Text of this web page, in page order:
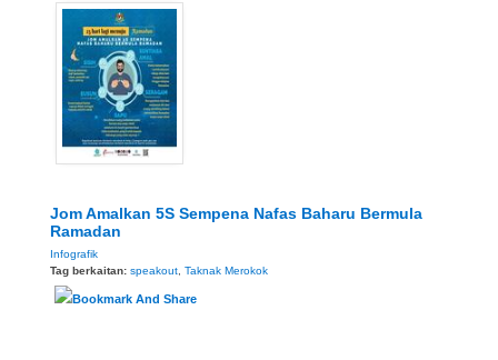
Jom Amalkan 5S Sempena Nafas Baharu Bermula
Ramadan
Infografik
Tag berkaitan: speakout, Taknak Merokok